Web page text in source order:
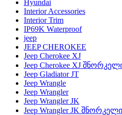
Hyundai
Interior Accessories
Interior Trim
IP69K Waterproof
jeep
JEEP CHEROKEE
Jeep Cherokee XJ
Jeep Cherokee XJ
Jeep Gladiator JT
Jeep Wrangle
Jeep Wrangler
Jeep Wrangler JK
Jeep Wrangler JK შნორკელი